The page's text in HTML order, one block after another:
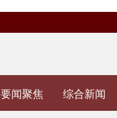
要闻聚焦 综合新闻